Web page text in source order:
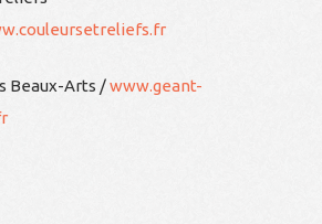
Beaux-Arts /www.geant-